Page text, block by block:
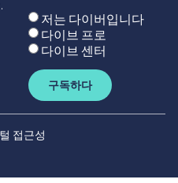
저는 다이버입니다
다이브 프로
다이브 센터
구독하다
접근성